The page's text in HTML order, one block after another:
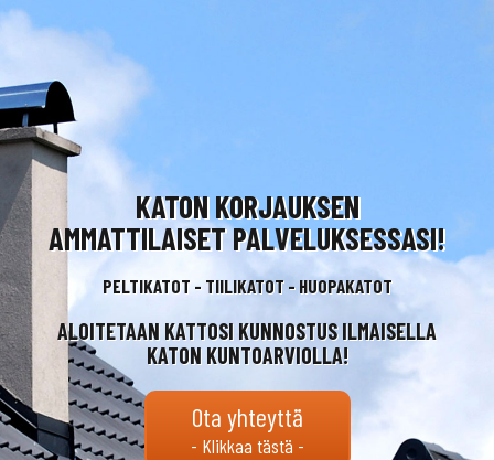
KATON KORJAUKSEN
AMMATTILAISET PALVELUKSESSASI!
PELTIKATOT - TIILIKATOT - HUOPAKATOT
ALOITETAAN KATTOSI KUNNOSTUS ILMAISELLA
KATON KUNTOARVIOLLA!
Ota yhteyttä